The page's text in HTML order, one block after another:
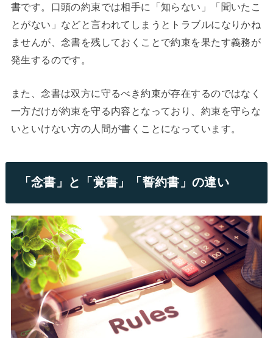
書です。口頭の約束では相手に「知らない」「聞いたこ
とがない」などと言われてしまうとトラブルになりかね
ませんが、念書を残しておくことで約束を果たす義務が
発生するのです。
また、念書は双方に守るべき約束が存在するのではなく
一方だけが約束を守る内容となっており、約束を守らな
いといけない方の人間が書くことになっています。
「念書」と「覚書」「誓約書」の違い